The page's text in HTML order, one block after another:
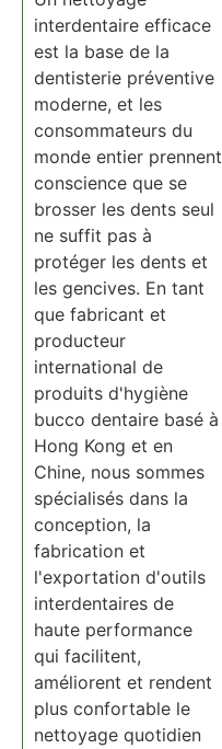
interdentaire efficace
est la base de la
dentisterie préventive
moderne, et les
consommateurs du
monde entier prennent
conscience que se
brosser les dents seul
ne suffit pas à
protéger les dents et
les gencives. En tant
que fabricant et
producteur
international de
produits d'hygiène
bucco dentaire basé à
Hong Kong et en
Chine, nous sommes
spécialisés dans la
conception, la
fabrication et
l'exportation d'outils
interdentaires de
haute performance
qui facilitent,
améliorent et rendent
plus confortable le
nettoyage quotidien